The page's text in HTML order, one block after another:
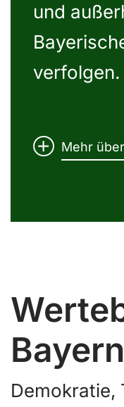
und
verfolgen.
Mehr
Bayern
Demokratie,